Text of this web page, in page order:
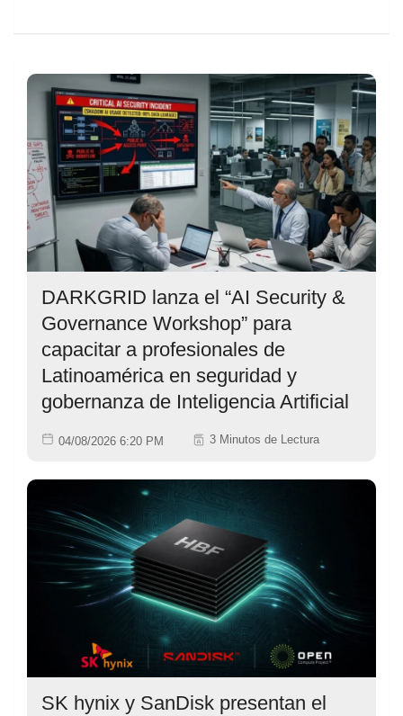
DARKGRID lanza el “AI Security &
Governance Workshop” para
capacitar a profesionales de
Latinoamérica en seguridad y
gobernanza de Inteligencia Artificial
04/08/2026 6:20 PM 3 Minutos de Lectura
SK hynix y SanDisk presentan el